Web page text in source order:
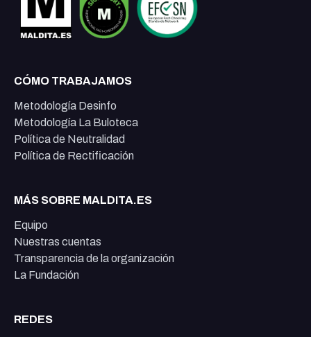
CÓMO TRABAJAMOS
Metodología Desinfo
Metodología La Buloteca
Política de Neutralidad
Política de Rectificación
MÁS SOBRE MALDITA.ES
Equipo
Nuestras cuentas
Transparencia de la organización
La Fundación
REDES